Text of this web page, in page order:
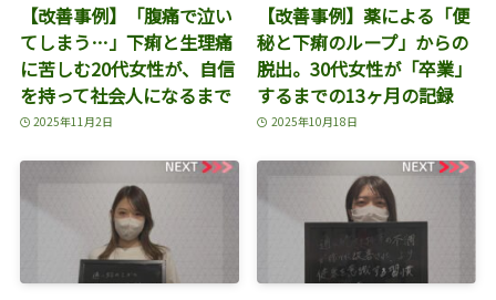
【改善事例】「腹痛で泣い
てしまう…」下痢と生理痛
に苦しむ20代女性が、自信
を持って社会人になるまで
2025年11月2日
【改善事例】薬による「便
秘と下痢のループ」からの
脱出。30代女性が「卒業」
するまでの13ヶ月の記録
2025年10月18日